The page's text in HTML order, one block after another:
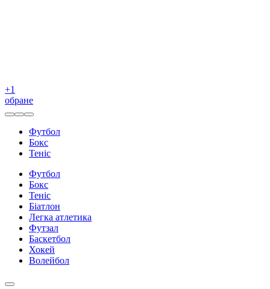
+1
обране
Футбол
Бокс
Теніс
Футбол
Бокс
Теніс
Біатлон
Легка атлетика
Футзал
Баскетбол
Хокей
Волейбол